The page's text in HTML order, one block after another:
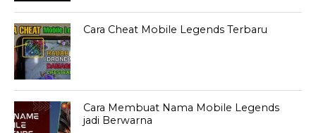
Cara Cheat Mobile Legends Terbaru
Cara Membuat Nama Mobile Legends
jadi Berwarna